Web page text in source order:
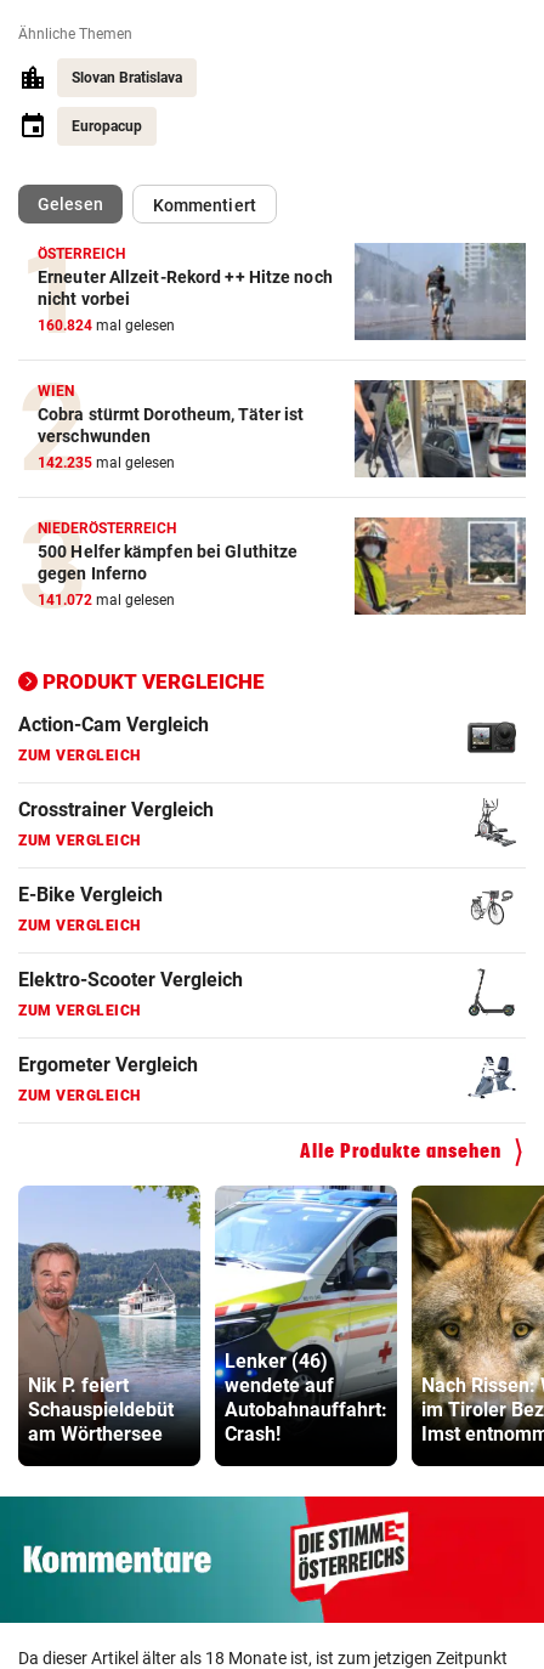
Ähnliche Themen
Slovan Bratislava
Europacup
Gelesen(ausgewählt)Kommentiert
ÖSTERREICH
Erneuter Allzeit-Rekord ++ Hitze noch
nicht vorbei
160.824 mal gelesen
WIEN
Cobra stürmt Dorotheum, Täter ist
verschwunden
142.235 mal gelesen
NIEDERÖSTERREICH
500 Helfer kämpfen bei Gluthitze
gegen Inferno
141.072 mal gelesen
PRODUKT VERGLEICHE
Action-Cam Vergleich
ZUM VERGLEICH
ZUM VERGLEICH
ZUM VERGLEICH
Hoverboard Vergleich
ZUM VERGLEICH
Kinderfahrrad Vergleich
ZUM VERGLEICH
Alle Produkte ansehen
Nik P. feiert
Schauspieldebüt
am Wörthersee
Lenker (46)
wendete auf
Autobahnauffahrt:
Crash!
Nach Rissen:
im Tiroler
Imst
Da dieser Artikel älter als 18 Monate ist, ist zum jetzigen Zeitpunkt